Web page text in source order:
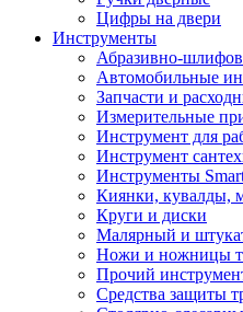
Цифры на двери
Инструменты
Абразивно-
Автомобильные
Запчасти и
Измерительные
Инструмент для
Инструмент
Инструменты
Киянки, кувалды,
Круги и диски
Малярный и
Ножи и ножницы
Прочий
Средства защиты